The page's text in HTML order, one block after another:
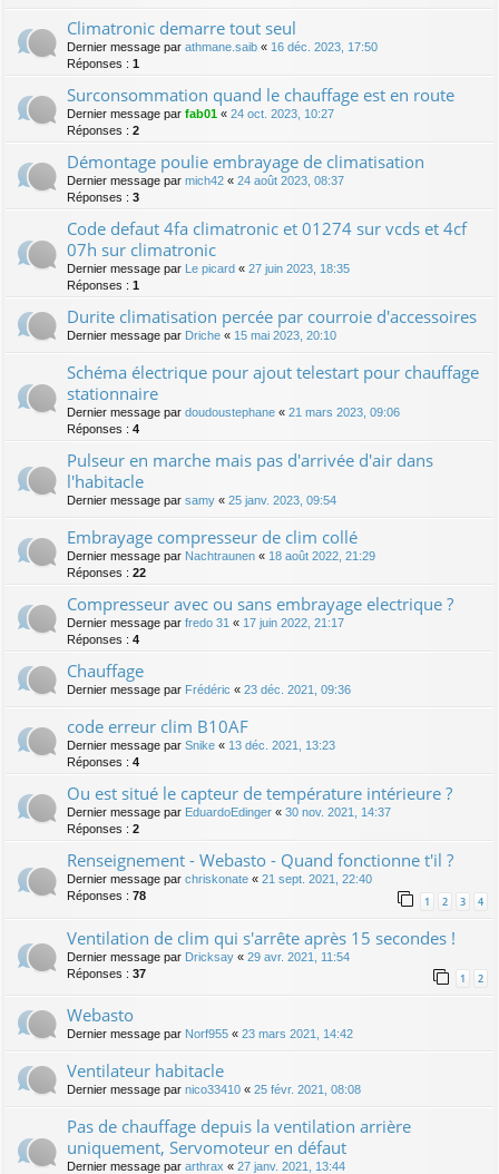
Climatronic demarre tout seul
Dernier message par athmane.saib « 16 déc. 2023, 17:50
Réponses : 1
Surconsommation quand le chauffage est en route
Dernier message par fab01 « 24 oct. 2023, 10:27
Réponses : 2
Démontage poulie embrayage de climatisation
Dernier message par mich42 « 24 août 2023, 08:37
Réponses : 3
Code defaut 4fa climatronic et 01274 sur vcds et 4cf
07h sur climatronic
Dernier message par Le picard « 27 juin 2023, 18:35
Réponses : 1
Durite climatisation percée par courroie d'accessoires
Dernier message par Driche « 15 mai 2023, 20:10
Schéma électrique pour ajout telestart pour chauffage
stationnaire
Dernier message par doudoustephane « 21 mars 2023, 09:06
Réponses : 4
Pulseur en marche mais pas d'arrivée d'air dans
l'habitacle
Dernier message par samy « 25 janv. 2023, 09:54
Embrayage compresseur de clim collé
Dernier message par Nachtraunen « 18 août 2022, 21:29
Réponses : 22
Compresseur avec ou sans embrayage electrique ?
Dernier message par fredo 31 « 17 juin 2022, 21:17
Réponses : 4
Chauffage
Dernier message par Frédéric « 23 déc. 2021, 09:36
code erreur clim B10AF
Dernier message par Snike « 13 déc. 2021, 13:23
Réponses : 4
Ou est situé le capteur de température intérieure ?
Dernier message par EduardoEdinger « 30 nov. 2021, 14:37
Réponses : 2
Renseignement - Webasto - Quand fonctionne t'il ?
Dernier message par chriskonate « 21 sept. 2021, 22:40
Réponses : 78 1 2 3 4
Ventilation de clim qui s'arrête après 15 secondes !
Dernier message par Dricksay « 29 avr. 2021, 11:54
Réponses : 37 1 2
Webasto
Dernier message par Norf955 « 23 mars 2021, 14:42
Ventilateur habitacle
Dernier message par nico33410 « 25 févr. 2021, 08:08
Pas de chauffage depuis la ventilation arrière
uniquement, Servomoteur en défaut
Dernier message par arthrax « 27 janv. 2021, 13:44